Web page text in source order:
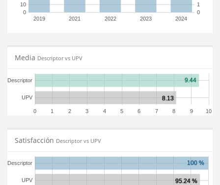
2019 2021 2022 2023 2024
0
10
0
1
Media Descriptor vs UPV
0 1 2 3 4 5 6 7 8 9 10
UPV
Descriptor
Satisfacción Descriptor vs UPV
UPV
Descriptor